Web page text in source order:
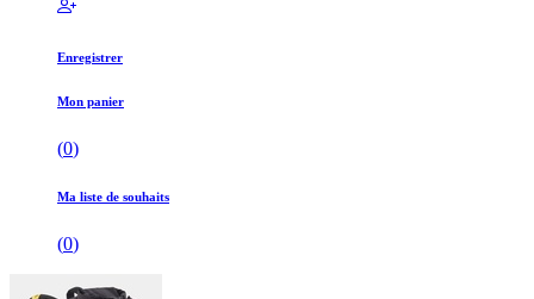
Enregistrer
Mon panier
(0)
Ma liste de souhaits
(0)